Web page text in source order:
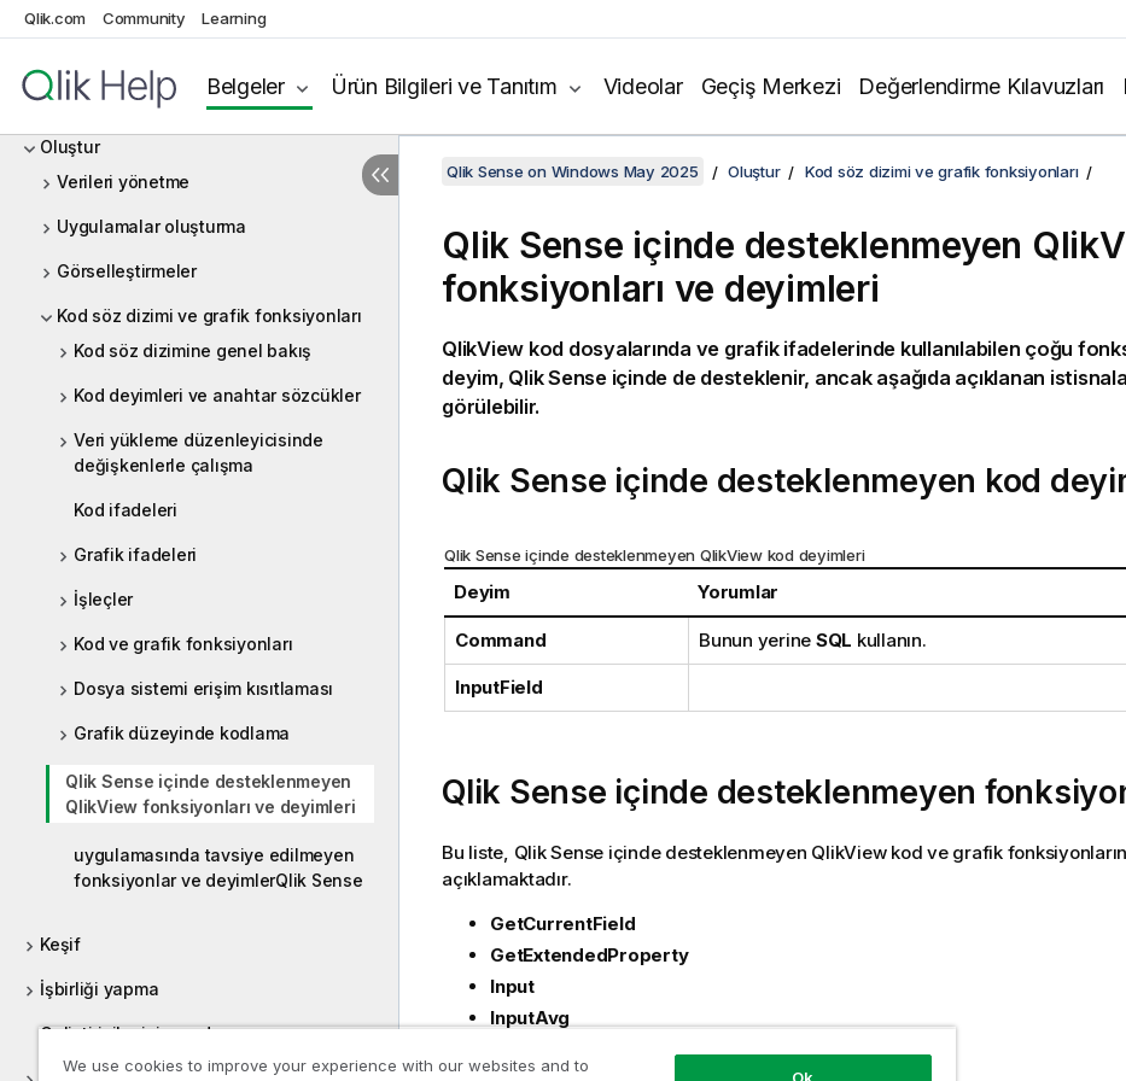
Qlik.com Community Learning
Belgeler Ürün Bilgileri ve Tanıtım Videolar Geçiş Merkezi Değerlendirme Kılavuzları
yenilikleri Qlik Sense
uygulamasını kullanmaya başlamaQlik
Sense
Oluştur
Verileri yönetme
Uygulamalar oluşturma
Görselleştirmeler
Kod söz dizimi ve grafik fonksiyonları
Kod söz dizimine genel bakış
Kod deyimleri ve anahtar sözcükler
Veri yükleme düzenleyicisinde
değişkenlerle çalışma
Kod ifadeleri
Grafik ifadeleri
İşleçler
Kod ve grafik fonksiyonları
Dosya sistemi erişim kısıtlaması
Grafik düzeyinde kodlama
Qlik Sense içinde desteklenmeyen
QlikView fonksiyonları ve deyimleri
uygulamasında tavsiye edilmeyen
fonksiyonlar ve deyimlerQlik Sense
Keşif
İşbirliği yapma
Geliştiriciler için yardım
Qlik Sense on Windows May 2025 Oluştur Kod söz dizimi ve grafik fonksiyonları
Qlik Sense içinde desteklenmeyen
fonksiyonları ve deyimleri
QlikView kod dosyalarında ve grafik ifadelerinde kullanılabilen çoğu
deyim, Qlik Senseiçinde de desteklenir, ancak aşağıda açıklanan
görülebilir.
Qlik Sense içinde desteklenmeyen kod
Qlik Sense içinde desteklenmeyen QlikViewkod deyimleri
Deyim Yorumlar
Command Bunun yerine SQL kullanın.
InputField
Qlik Sense içinde desteklenmeyen
Bu liste, Qlik Sense içinde desteklenmeyen QlikViewkod ve grafik
açıklamaktadır.
GetCurrentField
GetExtendedProperty
Input
InputAvg
We use cookies to improve your experience with our websites and to